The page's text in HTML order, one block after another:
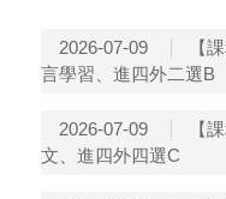
2026-07-09
【
言學習、進四外二選B
2026-07-09
【
文、進四外四選C